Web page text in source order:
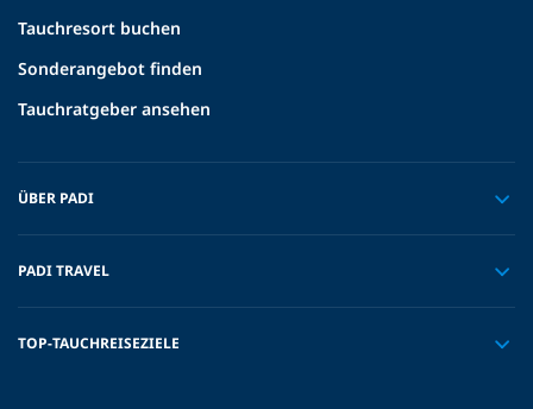
Tauchresort buchen
Sonderangebot finden
Tauchratgeber ansehen
ÜBER PADI
PADI TRAVEL
TOP-TAUCHREISEZIELE